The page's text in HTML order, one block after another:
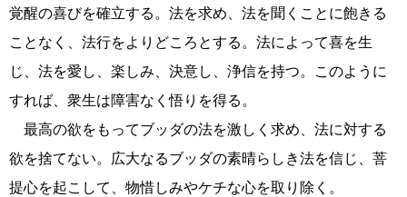
覚醒の喜びを確立する。法を求め、法を聞くことに飽きる
ことなく、法行をよりどころとする。法によって喜を生
じ、法を愛し、楽しみ、決意し、浄信を持つ。このように
すれば、衆生は障害なく悟りを得る。
最高の欲をもってブッダの法を激しく求め、法に対する
欲を捨てない。広大なるブッダの素晴らしき法を信じ、菩
提心を起こして、物惜しみやケチな心を取り除く。